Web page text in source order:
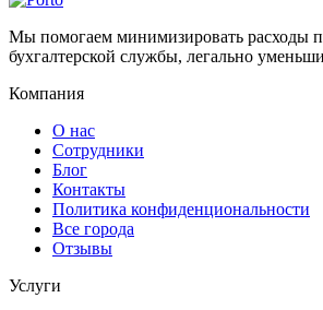
Мы помогаем минимизировать расходы
бухгалтерской службы, легально
Компания
О нас
Сотрудники
Блог
Контакты
Политика конфиденциональности
Все города
Отзывы
Услуги